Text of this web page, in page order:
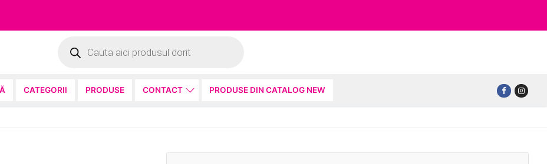
search
CATEGORII PRODUSE CONTACT PRODUSE DIN CATALOG NEW